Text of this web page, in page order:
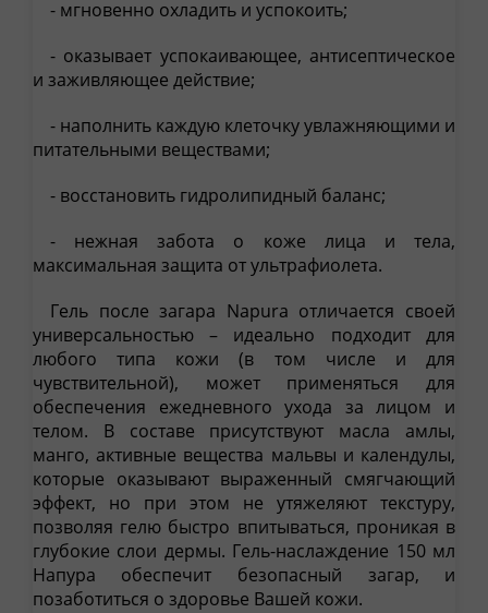
- мгновенно охладить и успокоить;
- оказывает успокаивающее, антисептическое
и заживляющее действие;
- наполнить каждую клеточку увлажняющими и
питательными веществами;
- восстановить гидролипидный баланс;
- нежная забота о коже лица и тела,
максимальная защита от ультрафиолета.
Гель после загара Napura отличается своей
универсальностью – идеально подходит для
любого типа кожи (в том числе и для
чувствительной), может применяться для
обеспечения ежедневного ухода за лицом и
телом. В составе присутствуют масла амлы,
манго, активные вещества мальвы и календулы,
которые оказывают выраженный смягчающий
эффект, но при этом не утяжеляют текстуру,
позволяя гелю быстро впитываться, проникая в
глубокие слои дермы. Гель-наслаждение 150 мл
Напура обеспечит безопасный загар, и
позаботиться о здоровье Вашей кожи.